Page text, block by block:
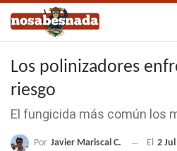
Los polinizadores
riesgo
El fungicida más común los
Por Javier Mariscal C. El 2